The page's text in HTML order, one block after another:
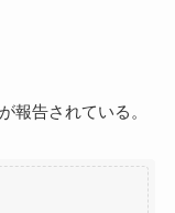
報告されている。